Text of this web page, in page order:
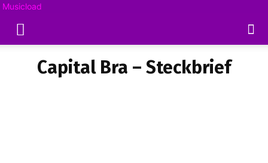
Musicload
Capital Bra – Steckbrief